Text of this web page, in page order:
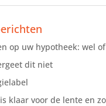
op uw hypotheek: wel
dit niet
klaar voor de lente en